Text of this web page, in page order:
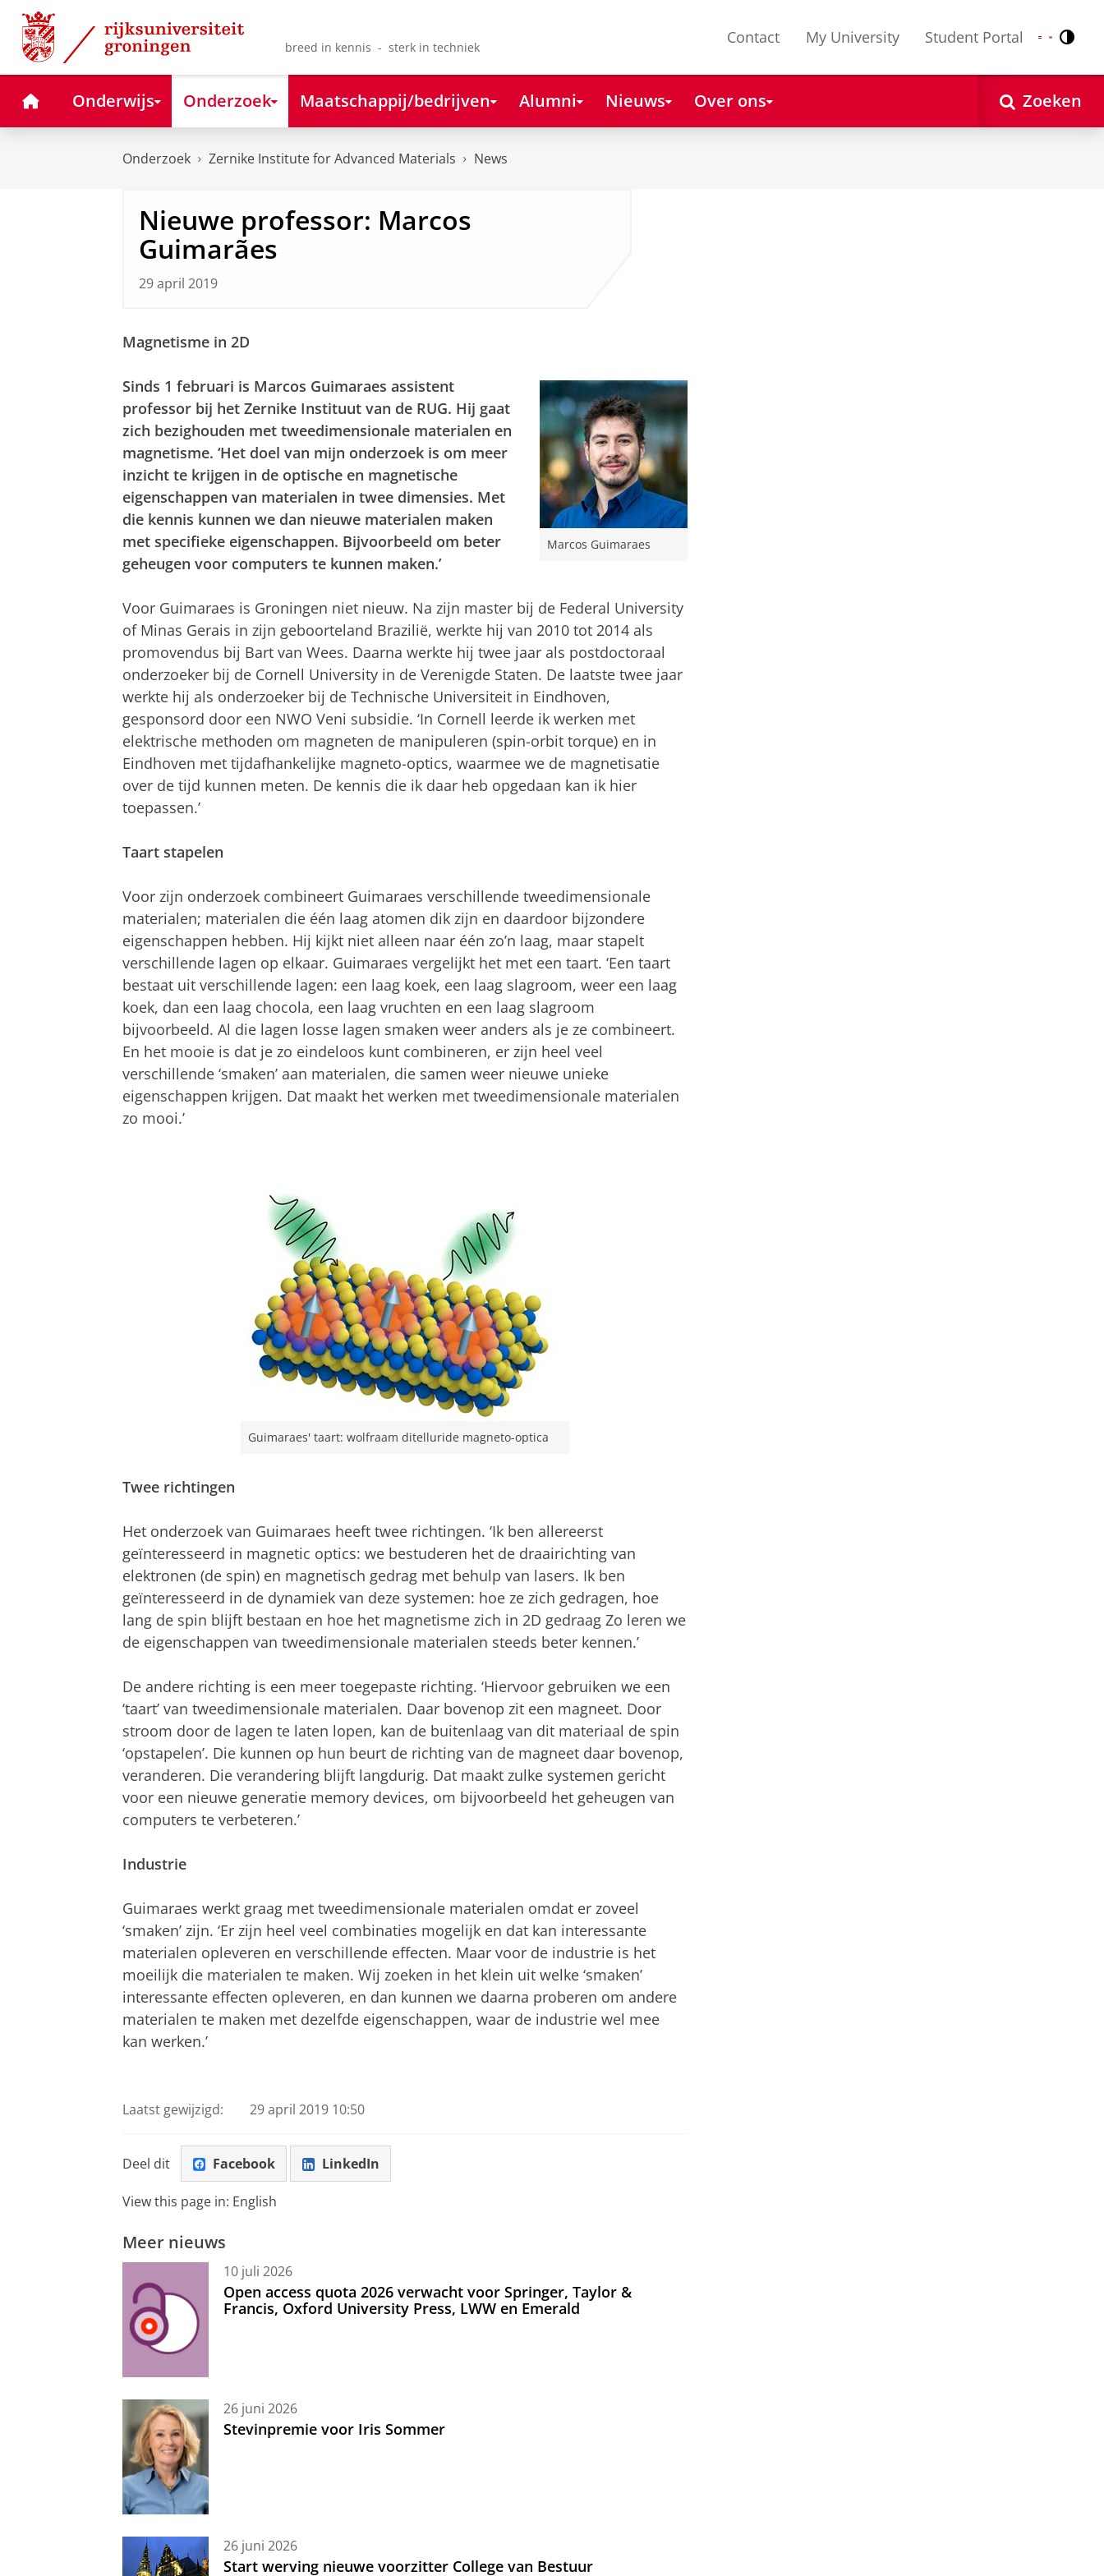
Skip
Content
Skip
Navigation
breed in kennis - sterk in techniek
Contact My University Student Portal Nederlands
English
HomeOnderwijs Onderzoek Maatschappij/bedrijven Alumni Nieuws Over ons Zoeken
Onderzoek Zernike Institute for Advanced Materials News
Nieuwe professor: Marcos
Guimarães
29 april 2019
Magnetisme in 2D
Marcos Guimaraes
Sinds 1 februari is Marcos Guimaraes assistent
professor bij het Zernike Instituut van de RUG. Hij gaat
zich bezighouden met tweedimensionale materialen en
magnetisme. ‘Het doel van mijn onderzoek is om meer
inzicht te krijgen in de optische en magnetische
eigenschappen van materialen in twee dimensies. Met
die kennis kunnen we dan nieuwe materialen maken
met specifieke eigenschappen. Bijvoorbeeld om beter
geheugen voor computers te kunnen maken.’
Voor Guimaraes is Groningen niet nieuw. Na zijn master bij de Federal University
of Minas Gerais in zijn geboorteland Brazilië, werkte hij van 2010 tot 2014 als
promovendus bij Bart van Wees. Daarna werkte hij twee jaar als postdoctoraal
onderzoeker bij de Cornell University in de Verenigde Staten. De laatste twee jaar
werkte hij als onderzoeker bij de Technische Universiteit in Eindhoven,
gesponsord door een NWO Veni subsidie. ‘In Cornell leerde ik werken met
elektrische methoden om magneten de manipuleren (spin-orbit torque) en in
Eindhoven met tijdafhankelijke magneto-optics, waarmee we de magnetisatie
over de tijd kunnen meten. De kennis die ik daar heb opgedaan kan ik hier
toepassen.’
Taart stapelen
Voor zijn onderzoek combineert Guimaraes verschillende tweedimensionale
materialen; materialen die één laag atomen dik zijn en daardoor bijzondere
eigenschappen hebben. Hij kijkt niet alleen naar één zo’n laag, maar stapelt
verschillende lagen op elkaar. Guimaraes vergelijkt het met een taart. ‘Een taart
bestaat uit verschillende lagen: een laag koek, een laag slagroom, weer een laag
koek, dan een laag chocola, een laag vruchten en een laag slagroom
bijvoorbeeld. Al die lagen losse lagen smaken weer anders als je ze combineert.
En het mooie is dat je zo eindeloos kunt combineren, er zijn heel veel
verschillende ‘smaken’ aan materialen, die samen weer nieuwe unieke
eigenschappen krijgen. Dat maakt het werken met tweedimensionale materialen
zo mooi.’
Guimaraes' taart: wolfraam ditelluride magneto-optica
Twee richtingen
Het onderzoek van Guimaraes heeft twee richtingen. ‘Ik ben allereerst
geïnteresseerd in magnetic optics: we bestuderen het de draairichting van
elektronen (de spin) en magnetisch gedrag met behulp van lasers. Ik ben
geïnteresseerd in de dynamiek van deze systemen: hoe ze zich gedragen, hoe
lang de spin blijft bestaan en hoe het magnetisme zich in 2D gedraag Zo leren we
de eigenschappen van tweedimensionale materialen steeds beter kennen.’
De andere richting is een meer toegepaste richting. ‘Hiervoor gebruiken we een
‘taart’ van tweedimensionale materialen. Daar bovenop zit een magneet. Door
stroom door de lagen te laten lopen, kan de buitenlaag van dit materiaal de spin
‘opstapelen’. Die kunnen op hun beurt de richting van de magneet daar bovenop,
veranderen. Die verandering blijft langdurig. Dat maakt zulke systemen gericht
voor een nieuwe generatie memory devices, om bijvoorbeeld het geheugen van
computers te verbeteren.’
Industrie
Guimaraes werkt graag met tweedimensionale materialen omdat er zoveel
‘smaken’ zijn. ‘Er zijn heel veel combinaties mogelijk en dat kan interessante
materialen opleveren en verschillende effecten. Maar voor de industrie is het
moeilijk die materialen te maken. Wij zoeken in het klein uit welke ‘smaken’
interessante effecten opleveren, en dan kunnen we daarna proberen om andere
materialen te maken met dezelfde eigenschappen, waar de industrie wel mee
kan werken.’
Laatst gewijzigd: 29 april 2019 10:50
Deel dit Facebook LinkedIn
View this page in: English
Meer nieuws
10 juli 2026
Open access quota 2026 verwacht voor Springer, Taylor &
Francis, Oxford University Press, LWW en Emerald
26 juni 2026
Stevinpremie voor Iris Sommer
26 juni 2026
Start werving nieuwe voorzitter College van Bestuur